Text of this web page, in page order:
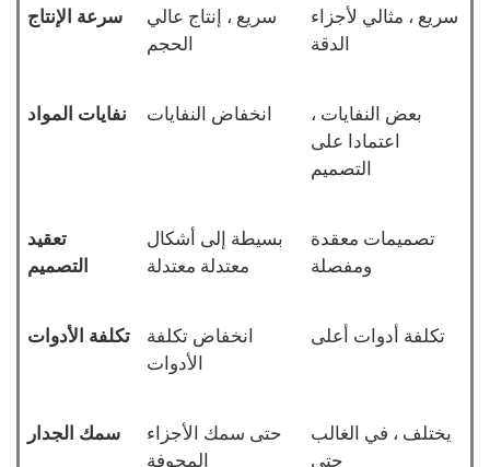
سرعة الإنتاج
سريع ، إنتاج عالي
الحجم
سريع ، مثالي لأجزاء
الدقة
نفايات المواد انخفاض النفايات
بعض النفايات ،
اعتمادا على
التصميم
تعقيد
التصميم
بسيطة إلى أشكال
معتدلة معتدلة
تصميمات معقدة
ومفصلة
تكلفة الأدوات
انخفاض تكلفة
الأدوات
تكلفة أدوات أعلى
سمك الجدار
حتى سمك الأجزاء
المجوفة
يختلف ، في الغالب
حتى